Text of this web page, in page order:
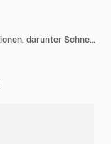
Eine Sammlung von Weihnachtsdekorationen, darunter Schneemänner, Schneemänner und Weihnachtenbaum Elemente Set